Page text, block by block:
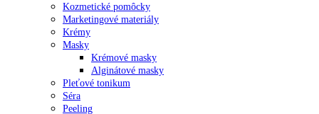
Kozmetické pomôcky
Marketingové materiály
Krémy
Masky
Krémové masky
Alginátové masky
Pleťové tonikum
Séra
Peeling